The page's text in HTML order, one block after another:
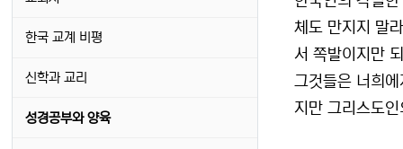
체도 만지지 말
서 쪽발이지만
그것들은 너희
지만 그리스도
한국 교계 비평
신학과 교리
성경공부와 양육